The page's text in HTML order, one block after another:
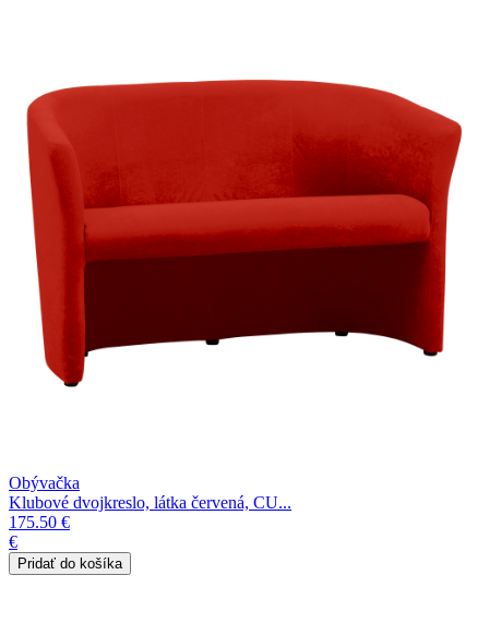
Obývačka
Klubové dvojkreslo, látka červená, CU...
175.50 €
€